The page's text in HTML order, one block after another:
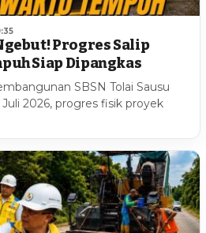
Progres Salip
Siap Dipangkas
SBSN Tolai Sausu
2026, progres fisik proyek